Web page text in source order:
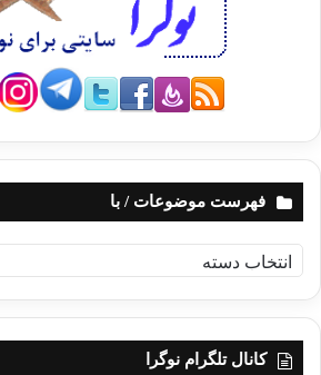
فهرست موضوعات / با
ه
ر
کانال تلگرام نوگرا